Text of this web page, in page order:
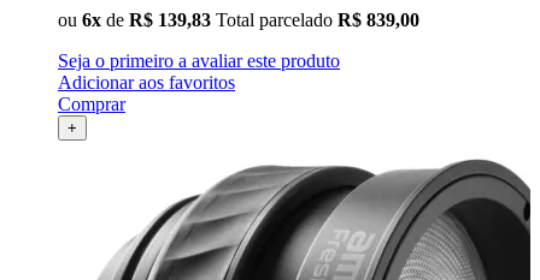
ou 6x de R$ 139,83 Total parcelado R$ 839,00
Seja o primeiro a avaliar este produto
Adicionar aos favoritos
Comprar
+